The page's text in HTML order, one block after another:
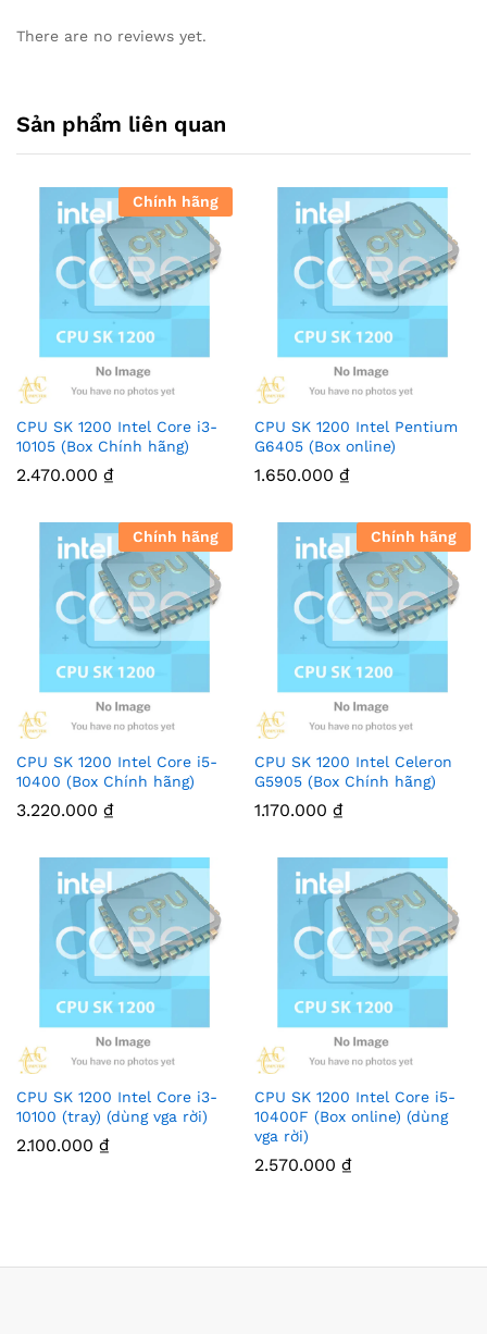
There are no reviews yet.
Sản phẩm liên quan
Chính hãng
CPU SK 1200 Intel Core i3-
10105 (Box Chính hãng)
2.470.000 ₫
CPU SK 1200 Intel Pentium
G6405 (Box online)
1.650.000 ₫
Chính hãng
CPU SK 1200 Intel Core i5-
10400 (Box Chính hãng)
3.220.000 ₫
Chính hãng
CPU SK 1200 Intel Celeron
G5905 (Box Chính hãng)
1.170.000 ₫
CPU SK 1200 Intel Core i3-
10100 (tray) (dùng vga rời)
2.100.000 ₫
CPU SK 1200 Intel Core i5-
10400F (Box online) (dùng
vga rời)
2.570.000 ₫